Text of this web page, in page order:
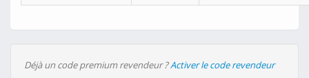
Déjà un code premium revendeur ?Activer le code revendeur